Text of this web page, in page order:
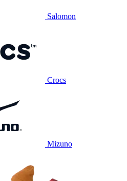
Salomon
Crocs
Mizuno